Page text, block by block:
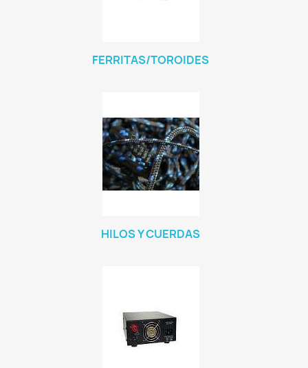
FERRITAS/TOROIDES
HILOS Y CUERDAS